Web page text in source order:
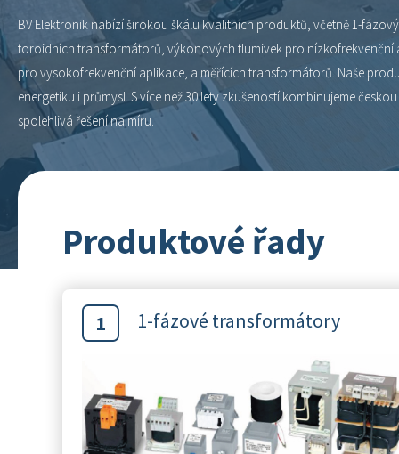
BV Elektronik nabízí širokou škálu kvalitních produktů, včetně 1-
toroidních transformátorů, výkonových tlumivek pro nízkofrekvenční
pro vysokofrekvenční aplikace, a měřících transformátorů. Naše
energetiku i průmysl. S více než 30 lety zkušeností kombinujeme
spolehlivá řešení na míru.
Produktové řady
1-fázové transformátory